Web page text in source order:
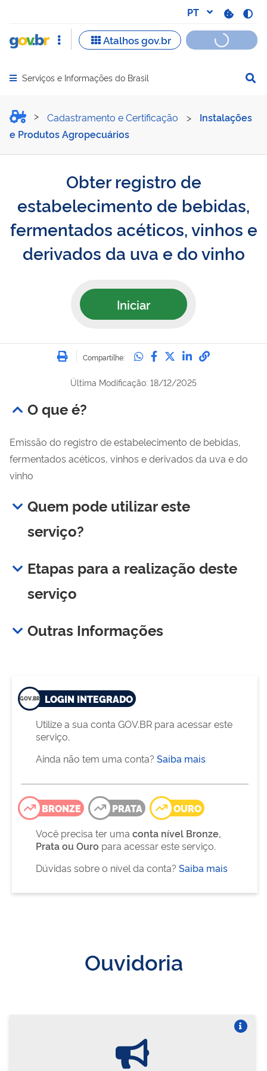
Abrir menu principal de navegação
Serviços e Informações do Brasil
Obter registro de
Cadastramento e Certificação >
Instalações
e Produtos Agropecuários
Obter registro de
estabelecimento de bebidas,
fermentados acéticos, vinhos e
derivados da uva e do vinho
Iniciar
Imprimir
Compartilhe: Compartilhe no
Compartilhe no
Compartilhe no
Compartilhe
Última Modificação: 18/12/2025
O que é?
Emissão do registro de estabelecimento de bebidas,
fermentados acéticos, vinhos e derivados da uva e do
vinho
Quem pode utilizar este
serviço?
Etapas para a realização deste
serviço
Outras Informações
LOGIN INTEGRADO
Utilize a sua conta GOV.BR para acessar este
serviço.
Ainda não tem uma conta? Saiba mais
BRONZE PRATA
OURO
Você precisa ter uma conta nível Bronze,
Prata ou Ouro para acessar este serviço.
Dúvidas sobre o nível da conta? Saiba mais
Ouvidoria